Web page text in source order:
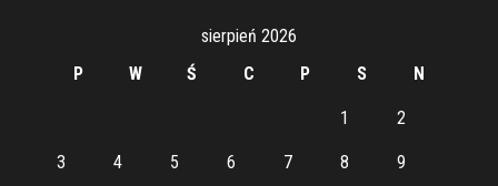
sierpień 2026
P
W Ś C P S N
1 2
3 4 5 6 7 8 9